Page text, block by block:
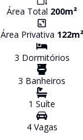
Área Total 200m²
Área Privativa 122m²
3 Dormitórios
3 Banheiros
1 Suíte
4Vagas